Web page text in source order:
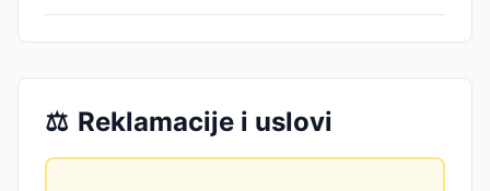
⚖️ Reklamacije i uslovi